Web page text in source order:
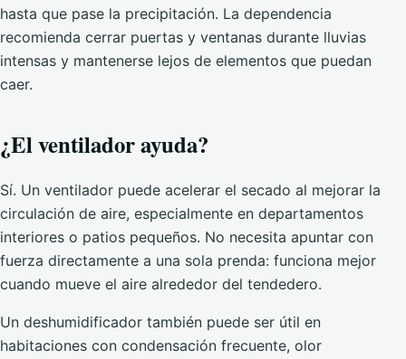
hasta que pase la precipitación. La dependencia
recomienda cerrar puertas y ventanas durante lluvias
intensas y mantenerse lejos de elementos que puedan
caer.
¿El ventilador ayuda?
Sí. Un ventilador puede acelerar el secado al mejorar la
circulación de aire, especialmente en departamentos
interiores o patios pequeños. No necesita apuntar con
fuerza directamente a una sola prenda: funciona mejor
cuando mueve el aire alrededor del tendedero.
Un deshumidificador también puede ser útil en
habitaciones con condensación frecuente, olor